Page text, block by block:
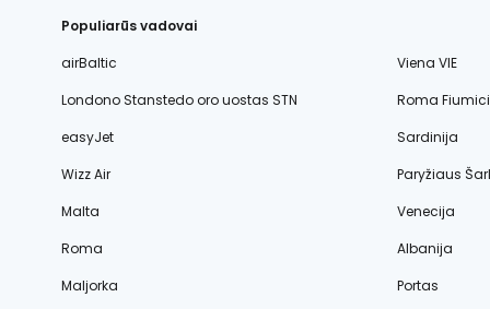
Populiarūs vadovai
airBaltic
Viena VIE
Londono Stanstedo oro uostas STN
Roma
easyJet
Sardinija
Wizz Air
Paryžiaus
Malta
Venecija
Roma
Albanija
Maljorka
Portas